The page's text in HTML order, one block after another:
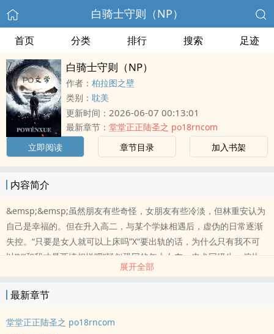
白骑士守则（NP）
首页 分类 排行 搜索 足迹
白骑士守则（NP）
作者： 柏拉图之壁
类别： 耽美
更新时间： 2026-06-07 00:13:01
最新章节： 堂堂正正陆圣之 po18rncom
立即阅读
章节目录 加入书架
内容简介
&emsp;&emsp;虽然朋友有些奇怪，女朋友有些冷淡，但林重安认为
自己是幸福的。但在升入高二，与某个学妹相遇后，虚伪的日常逐渐
失控。“只要是女人就可以上床吗”X“要出轨的话，为什么只有我不可
以”X“和我才是两情相悦吧”疑似恐同的年上女友，忠犬同级生，偏执
年下的修罗场。主角大部分时间都是受。*存在非双方同意性行为，微
BDSM，及大量NTR
展开全部
最新章节
堂堂正正陆圣之 po18rncom